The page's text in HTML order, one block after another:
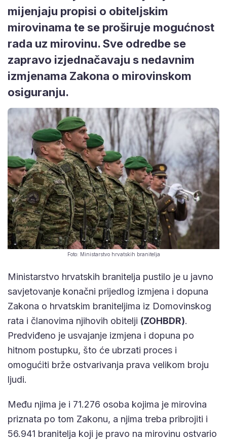
mijenjaju propisi o obiteljskim
mirovinama te se proširuje mogućnost
rada uz mirovinu. Sve odredbe se
zapravo izjednačavaju s nedavnim
izmjenama Zakona o mirovinskom
osiguranju.
Foto: Ministarstvo hrvatskih branitelja
Ministarstvo hrvatskih branitelja pustilo je u javno
savjetovanje konačni prijedlog izmjena i dopuna
Zakona o hrvatskim braniteljima iz Domovinskog
rata i članovima njihovih obitelji (ZOHBDR).
Predviđeno je usvajanje izmjena i dopuna po
hitnom postupku, što će ubrzati proces i
omogućiti brže ostvarivanja prava velikom broju
ljudi.
Među njima je i 71.276 osoba kojima je mirovina
priznata po tom Zakonu, a njima treba pribrojiti i
56.941 branitelja koji je pravo na mirovinu ostvario